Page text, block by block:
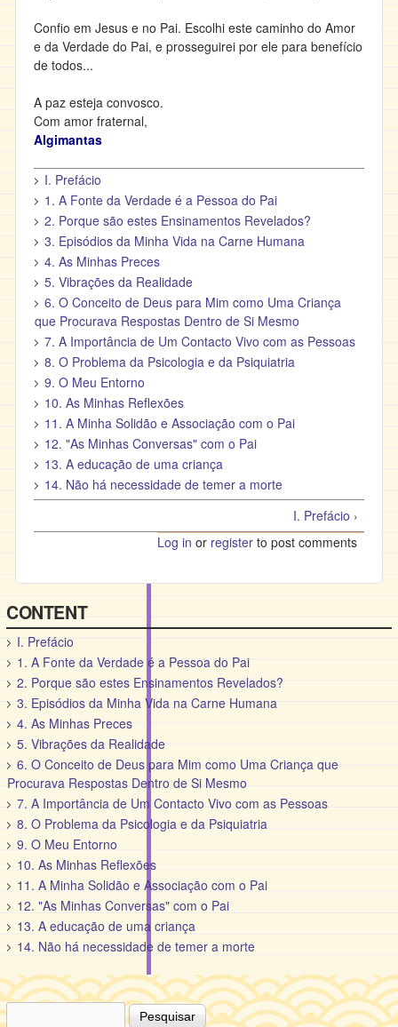
Confio em Jesus e no Pai. Escolhi este caminho do Amor
e da Verdade do Pai, e prosseguirei por ele para benefício
de todos...
A paz esteja convosco.
Com amor fraternal,
Algimantas
I. Prefácio
1. A Fonte da Verdade é a Pessoa do Pai
2. Porque são estes Ensinamentos Revelados?
3. Episódios da Minha Vida na Carne Humana
4. As Minhas Preces
5. Vibrações da Realidade
6. O Conceito de Deus para Mim como Uma Criança
que Procurava Respostas Dentro de Si Mesmo
7. A Importância de Um Contacto Vivo com as Pessoas
8. O Problema da Psicologia e da Psiquiatria
9. O Meu Entorno
10. As Minhas Reflexões
11. A Minha Solidão e Associação com o Pai
12. "As Minhas Conversas" com o Pai
13. A educação de uma criança
14. Não há necessidade de temer a morte
I. Prefácio ›
Log in or register to post comments
CONTENT
I. Prefácio
1. A Fonte da Verdade é a Pessoa do Pai
2. Porque são estes Ensinamentos Revelados?
3. Episódios da Minha Vida na Carne Humana
4. As Minhas Preces
5. Vibrações da Realidade
6. O Conceito de Deus para Mim como Uma Criança que
Procurava Respostas Dentro de Si Mesmo
7. A Importância de Um Contacto Vivo com as Pessoas
8. O Problema da Psicologia e da Psiquiatria
9. O Meu Entorno
10. As Minhas Reflexões
11. A Minha Solidão e Associação com o Pai
12. "As Minhas Conversas" com o Pai
13. A educação de uma criança
14. Não há necessidade de temer a morte
Formulário de pesquisa